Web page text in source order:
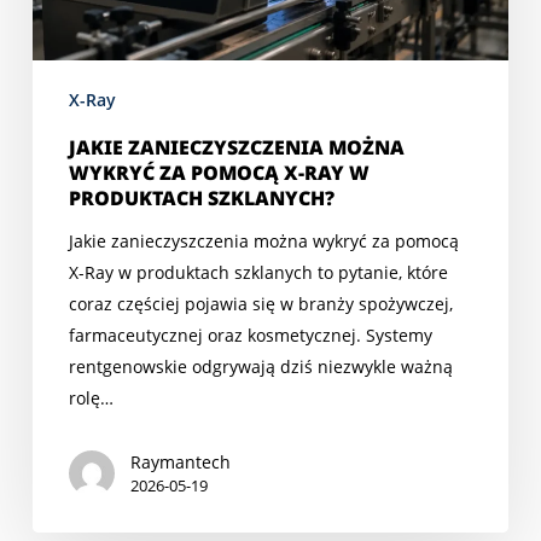
Ray
w
produktach
X-Ray
JAKIE ZANIECZYSZCZENIA MOŻNA
WYKRYĆ ZA POMOCĄ X-RAY W
PRODUKTACH SZKLANYCH?
Jakie zanieczyszczenia można wykryć za pomocą
X-Ray w produktach szklanych to pytanie, które
coraz częściej pojawia się w branży spożywczej,
farmaceutycznej oraz kosmetycznej. Systemy
rentgenowskie odgrywają dziś niezwykle ważną
rolę…
Raymantech
2026-05-19